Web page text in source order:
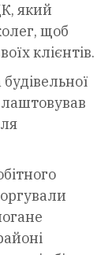
який
щоб
клієнтів.